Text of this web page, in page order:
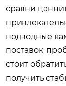
сравни
подводные
поставок,
стоит
получить